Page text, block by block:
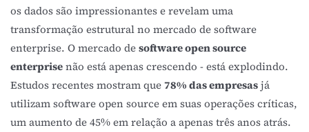
os dados são impressionantes e revelam uma
transformação estrutural no mercado de software
enterprise. O mercado desoftware open source
enterprisenão está apenas crescendo - está explodindo.
Estudos recentes mostram que78% das empresasjá
utilizam software open source em suas operações críticas,
um aumento de 45% em relação a apenas três anos atrás.